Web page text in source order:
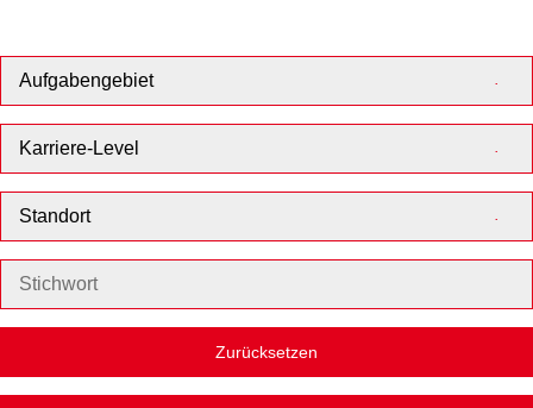
Aufgabengebiet
Karriere-Level
Standort
Zurücksetzen